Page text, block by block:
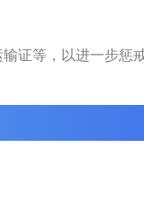
证等，以进一步惩